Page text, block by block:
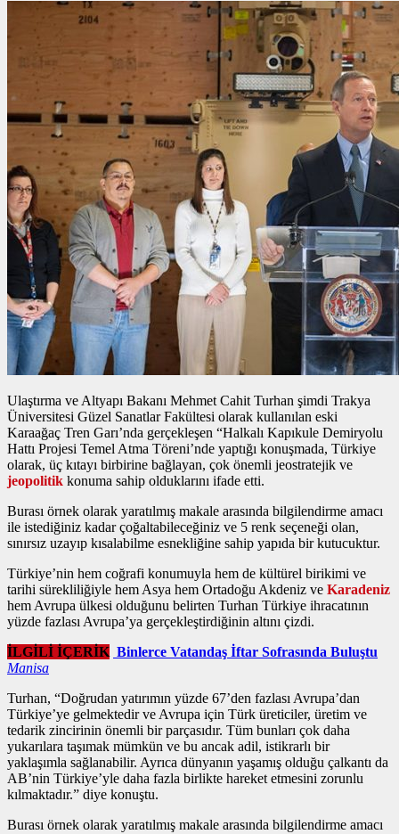
Ulaştırma ve Altyapı Bakanı Mehmet Cahit Turhan şimdi Trakya
Üniversitesi Güzel Sanatlar Fakültesi olarak kullanılan eski
Karaağaç Tren Garı’nda gerçekleşen “Halkalı Kapıkule Demiryolu
Hattı Projesi Temel Atma Töreni’nde yaptığı konuşmada, Türkiye
olarak, üç kıtayı birbirine bağlayan, çok önemli jeostratejik ve
jeopolitik konuma sahip olduklarını ifade etti.
Burası örnek olarak yaratılmış makale arasında bilgilendirme amacı
ile istediğiniz kadar çoğaltabileceğiniz ve 5 renk seçeneği olan,
sınırsız uzayıp kısalabilme esnekliğine sahip yapıda bir kutucuktur.
Türkiye’nin hem coğrafi konumuyla hem de kültürel birikimi ve
tarihi sürekliliğiyle hem Asya hem Ortadoğu Akdeniz ve Karadeniz
hem Avrupa ülkesi olduğunu belirten Turhan Türkiye ihracatının
yüzde fazlası Avrupa’ya gerçekleştirdiğinin altını çizdi.
İLGİLİ İÇERİK Binlerce Vatandaş İftar Sofrasında Buluştu
Manisa
Turhan, “Doğrudan yatırımın yüzde 67’den fazlası Avrupa’dan
Türkiye’ye gelmektedir ve Avrupa için Türk üreticiler, üretim ve
tedarik zincirinin önemli bir parçasıdır. Tüm bunları çok daha
yukarılara taşımak mümkün ve bu ancak adil, istikrarlı bir
yaklaşımla sağlanabilir. Ayrıca dünyanın yaşamış olduğu çalkantı da
AB’nin Türkiye’yle daha fazla birlikte hareket etmesini zorunlu
kılmaktadır.” diye konuştu.
Burası örnek olarak yaratılmış makale arasında bilgilendirme amacı